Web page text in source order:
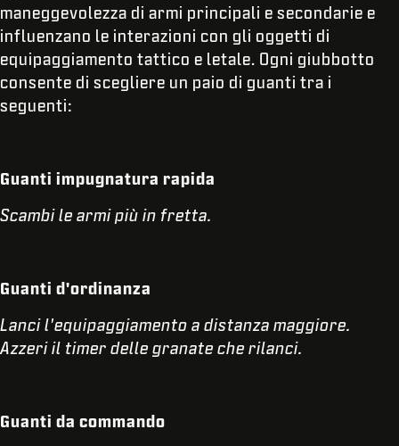
maneggevolezza di armi principali e secondarie e
influenzano le interazioni con gli oggetti di
equipaggiamento tattico e letale. Ogni giubbotto
consente di scegliere un paio di guanti tra i
seguenti:
Guanti impugnatura rapida
Scambi le armi più in fretta.
Guanti d'ordinanza
Lanci l'equipaggiamento a distanza maggiore.
Azzeri il timer delle granate che rilanci.
Guanti da commando